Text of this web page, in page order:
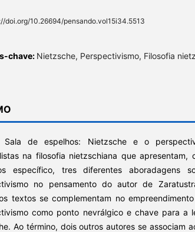
doi.org/10.26694/pensando.vol15i34.5513
chave: Nietzsche, Perspectivismo, Filosofia
de espelhos: Nietzsche e o
na filosofia nietzschiana que apresentam,
específico, tres diferentes aboradagens
no pensamento do autor de
textos se complementam no
como ponto nevrálgico e chave para a
Ao término, dois outros autores se associam